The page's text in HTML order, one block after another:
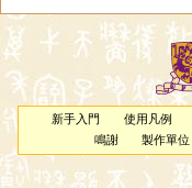
新手入門 使用凡例
鳴謝
製作單位